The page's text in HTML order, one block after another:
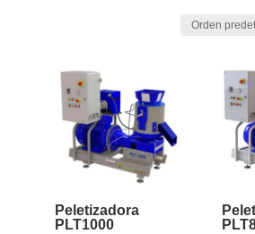
Peletizadora
PLT1000